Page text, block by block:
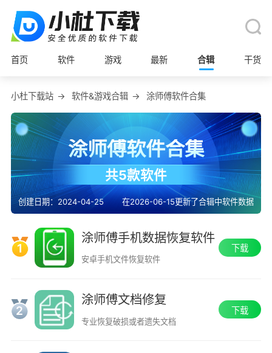
首页 软件 游戏 最新 合辑 干货
小杜下载站 → 软件&游戏合辑 → 涂师傅软件合集
涂师傅软件合集
共5款软件
创建日期：2024-04-25 在2026-06-15更新了合辑中软件数据
1
涂师傅手机数据恢复软件
安卓手机文件恢复软件
下载
2
涂师傅文档修复
专业恢复破损或者遗失文档
下载